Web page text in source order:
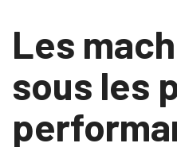
Les
sous les